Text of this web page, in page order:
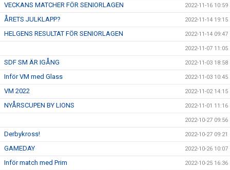
VECKANS MATCHER FÖR SENIORLAGEN 2022-11-16 10:59
ÅRETS JULKLAPP? 2022-11-14 19:15
HELGENS RESULTAT FÖR SENIORLAGEN 2022-11-14 09:47
2022-11-07 11:05
SDF SM ÄR IGÅNG 2022-11-03 18:58
Inför VM med Glass 2022-11-03 10:45
VM 2022 2022-11-02 14:15
NYÅRSCUPEN BY LIONS 2022-11-01 11:16
2022-10-27 09:56
Derbykross! 2022-10-27 09:21
GAMEDAY 2022-10-26 10:07
Inför match med Prim 2022-10-25 16:36